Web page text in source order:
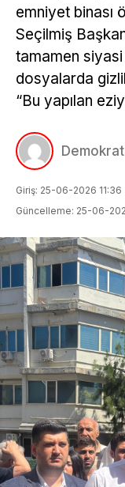
emniyet binası
Seçilmiş
tamamen siyasi
dosyalarda
“Bu yapılan
Giriş: 25-06-2026 11:36
Güncelleme: 25-06-